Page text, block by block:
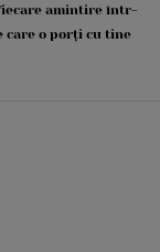
amintire într-
care o porți cu tine